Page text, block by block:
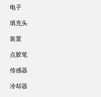
电子
填充头
装置
点胶笔
传感器
冷却器